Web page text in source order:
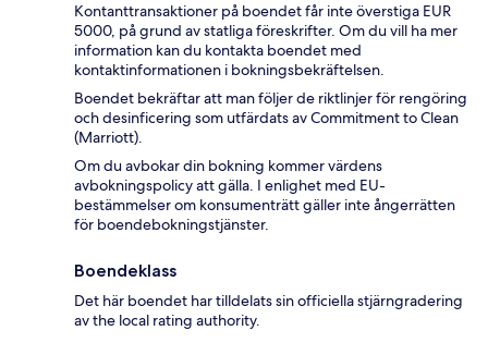
Kontanttransaktioner på boendet får inte överstiga EUR
5000, på grund av statliga föreskrifter. Om du vill ha mer
information kan du kontakta boendet med
kontaktinformationen i bokningsbekräftelsen.
Boendet bekräftar att man följer de riktlinjer för rengöring
och desinficering som utfärdats av Commitment to Clean
(Marriott).
Om du avbokar din bokning kommer värdens
avbokningspolicy att gälla. I enlighet med EU-
bestämmelser om konsumenträtt gäller inte ångerrätten
för boendebokningstjänster.
Boendeklass
Det här boendet har tilldelats sin officiella stjärngradering
av the local rating authority.